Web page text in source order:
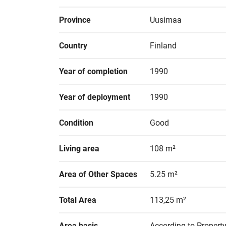
Province Uusimaa
Country Finland
Year of completion 1990
Year of deployment 1990
Condition Good
Living area 108 m²
Area of Other Spaces 5.25 m²
Total Area 113,25 m²